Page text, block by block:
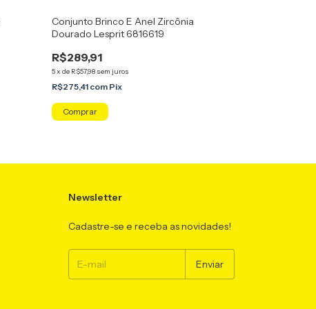
Conjunto Brinco E Anel Zircônia
Dourado Lesprit 6816619
R$289,91
5x de R$57,98 sem juros
R$275,41 com Pix
Comprar
Newsletter
Cadastre-se e receba as novidades!